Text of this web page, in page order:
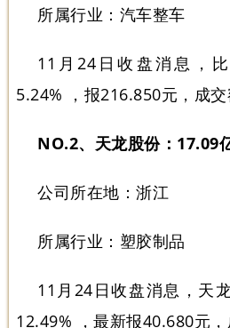
所属行业：汽车整车
11月24日收盘消息，
5.24% ，报216.850元，成交
NO.2、天龙股份：17.09
公司所在地：浙江
所属行业：塑胶制品
11月24日收盘消息，天
12.49% ，最新报40.680元，